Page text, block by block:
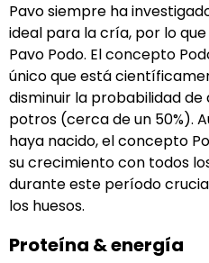
Pavo siempre ha
ideal para la cría, por lo
Pavo Podo. El concepto
único que está
disminuir la probabilidad
potros (cerca de un 50%).
haya nacido, el concepto
su crecimiento con todos
durante este período
los huesos.
Proteína & energía